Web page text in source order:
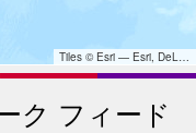
ク フィード